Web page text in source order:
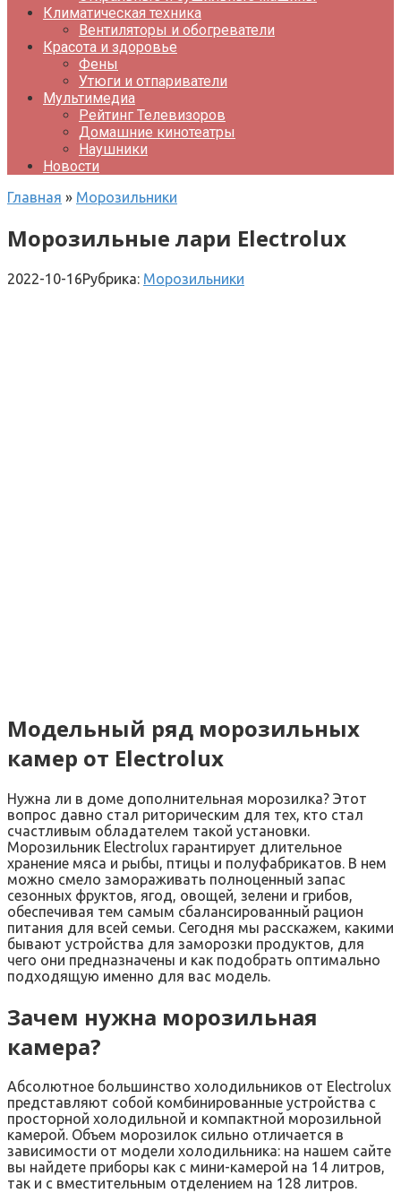
Климатическая техника
Вентиляторы и обогреватели
Красота и здоровье
Фены
Утюги и отпариватели
Мультимедиа
Рейтинг Телевизоров
Домашние кинотеатры
Наушники
Новости
Главная » Морозильники
Морозильные лари Electrolux
2022-10-16Рубрика: Морозильники
Модельный ряд морозильных
камер от Electrolux
Нужна ли в доме дополнительная морозилка? Этот
вопрос давно стал риторическим для тех, кто стал
счастливым обладателем такой установки.
Морозильник Electrolux гарантирует длительное
хранение мяса и рыбы, птицы и полуфабрикатов. В нем
можно смело замораживать полноценный запас
сезонных фруктов, ягод, овощей, зелени и грибов,
обеспечивая тем самым сбалансированный рацион
питания для всей семьи. Сегодня мы расскажем, какими
бывают устройства для заморозки продуктов, для
чего они предназначены и как подобрать оптимально
подходящую именно для вас модель.
Зачем нужна морозильная
камера?
Абсолютное большинство холодильников от Electrolux
представляют собой комбинированные устройства с
просторной холодильной и компактной морозильной
камерой. Объем морозилок сильно отличается в
зависимости от модели холодильника: на нашем сайте
вы найдете приборы как с мини-камерой на 14 литров,
так и с вместительным отделением на 128 литров.